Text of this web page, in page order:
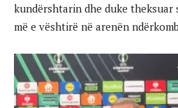
kundërshtarin dhe duke theksuar
më e vështirë në arenën